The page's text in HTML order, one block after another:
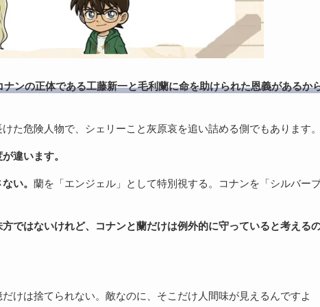
ンの正体である工藤新一と毛利蘭に命を助けられた恩義があるか
た危険人物で、シェリーこと灰原哀を追い詰める側でもあります。
違います。
い。 蘭を「エンジェル」として特別視する。コナンを「シルバー
ではないけれど、コナンと蘭だけは例外的に守っていると考える
けは捨てられない。敵なのに、そこだけ人間味が見えるんですよ